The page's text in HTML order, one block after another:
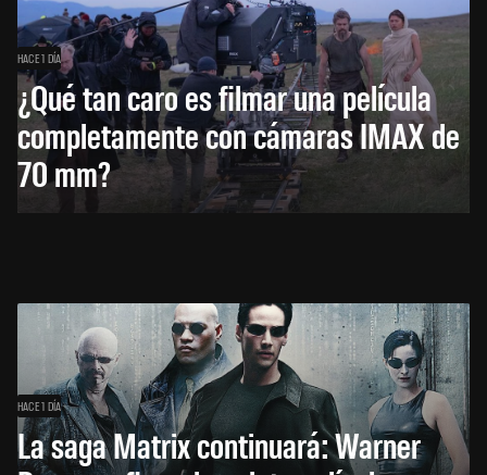
HACE 1 DÍA
¿Qué tan caro es filmar una película
completamente con cámaras IMAX de
70 mm?
HACE 1 DÍA
La saga Matrix continuará: Warner